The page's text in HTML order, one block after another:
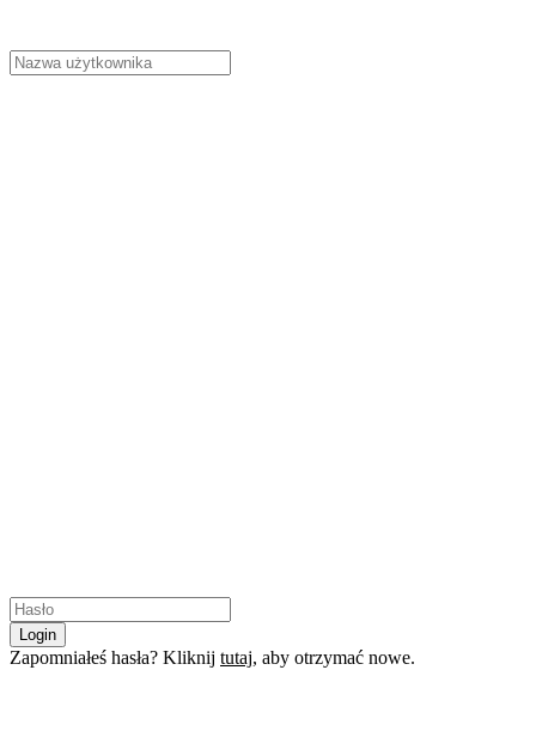
Login
Zapomniałeś hasła? Kliknij tutaj, aby otrzymać nowe.